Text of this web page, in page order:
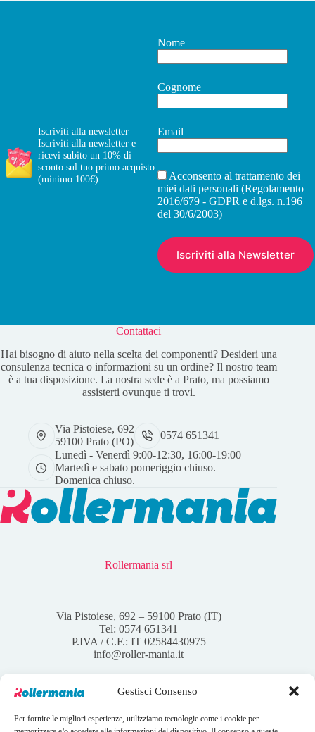
Gestisci Consenso
Per fornire le migliori esperienze, utilizziamo tecnologie come i cookie per
Iscriviti alla newsletter
Iscriviti alla newsletter e
ricevi subito un 10% di
sconto sul tuo primo acquisto
(minimo 100€).
Nome
Cognome
Email
Acconsento al trattamento dei
miei dati personali (Regolamento
2016/679 - GDPR e d.lgs. n.196
del 30/6/2003)
Contattaci
Hai bisogno di aiuto nella scelta dei componenti? Desideri una
consulenza tecnica o informazioni su un ordine? Il nostro team
è a tua disposizione. La nostra sede è a Prato, ma possiamo
assisterti ovunque ti trovi.
Via Pistoiese, 692
59100 Prato (PO)
0574 651341
Lunedì - Venerdì 9:00-12:30, 16:00-19:00
Martedì e sabato pomeriggio chiuso.
Domenica chiuso.
Rollermania srl
Via Pistoiese, 692 – 59100 Prato (IT)
Tel: 0574 651341
P.IVA / C.F.: IT 02584430975
info@roller-mania.it